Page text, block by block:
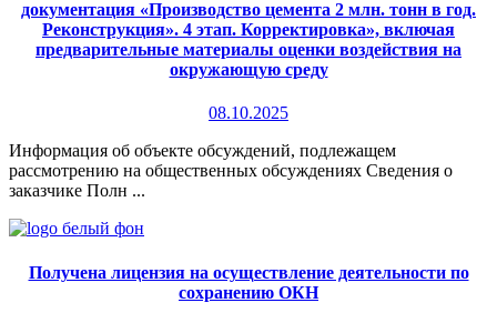
документация «Производство цемента 2 млн. тонн в год.
Реконструкция». 4 этап. Корректировка», включая
предварительные материалы оценки воздействия на
окружающую среду
08.10.2025
Информация об объекте обсуждений, подлежащем
рассмотрению на общественных обсуждениях Сведения о
заказчике Полн ...
Получена лицензия на осуществление деятельности по
сохранению ОКН